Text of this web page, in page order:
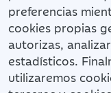
preferencias
cookies propias
autorizas,
estadísticos.
utilizaremos